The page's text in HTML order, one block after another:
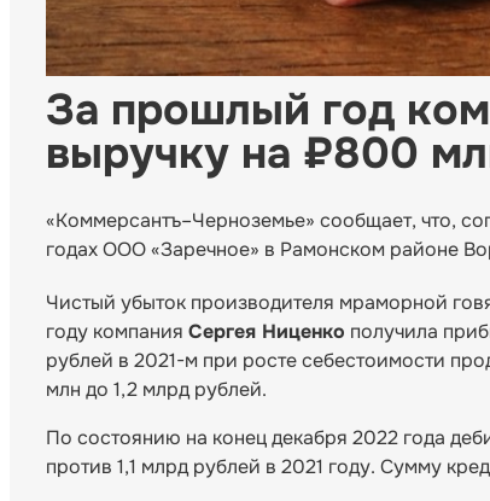
За прошлый год
выручку на ₽800
«Коммерсантъ–Черноземье» сообщает, что,
годах ООО «Заречное» в Рамонском районе
Чистый убыток производителя мраморной
году компания Сергея Ниценко получила
рублей в 2021-м при росте себестоимости
млн до 1,2 млрд рублей.
По состоянию на конец декабря 2022 года
против 1,1 млрд рублей в 2021 году. Сумму